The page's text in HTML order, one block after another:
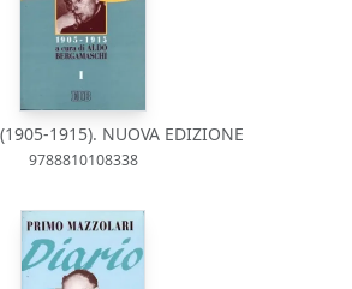
1915). NUOVA EDIZIONE
9788810108338